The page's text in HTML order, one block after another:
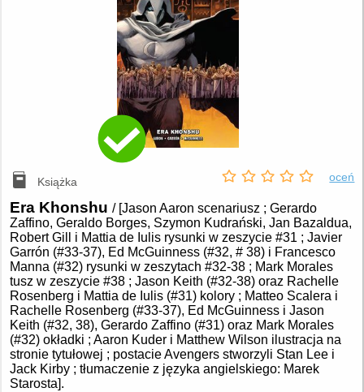
Książka oceń
Era Khonshu / [Jason Aaron scenariusz ; Gerardo
Zaffino, Geraldo Borges, Szymon Kudrański, Jan Bazaldua,
Robert Gill i Mattia de Iulis rysunki w zeszycie #31 ; Javier
Garrón (#33-37), Ed McGuinness (#32, # 38) i Francesco
Manna (#32) rysunki w zeszytach #32-38 ; Mark Morales
tusz w zeszycie #38 ; Jason Keith (#32-38) oraz Rachelle
Rosenberg i Mattia de Iulis (#31) kolory ; Matteo Scalera i
Rachelle Rosenberg (#33-37), Ed McGuinness i Jason
Keith (#32, 38), Gerardo Zaffino (#31) oraz Mark Morales
(#32) okładki ; Aaron Kuder i Matthew Wilson ilustracja na
stronie tytułowej ; postacie Avengers stworzyli Stan Lee i
Jack Kirby ; tłumaczenie z języka angielskiego: Marek
Starosta].